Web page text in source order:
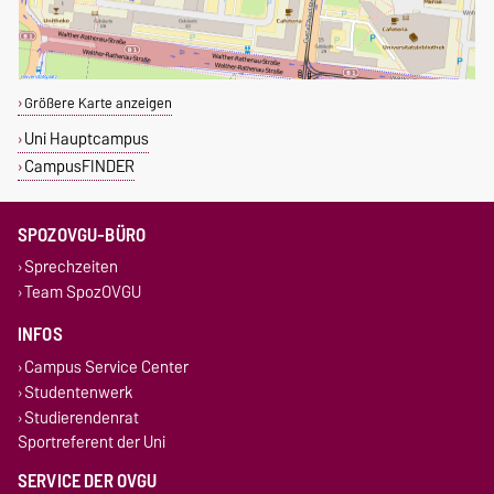
Größere Karte anzeigen
Uni Hauptcampus
CampusFINDER
SPOZOVGU-BÜRO
Sprechzeiten
Team SpozOVGU
INFOS
Campus Service Center
Studentenwerk
Studierendenrat
Sportreferent der Uni
SERVICE DER OVGU